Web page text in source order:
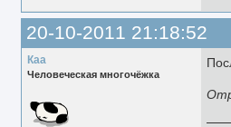
20-10-2011 21:18:52
Каа
Человеческая многочёжка